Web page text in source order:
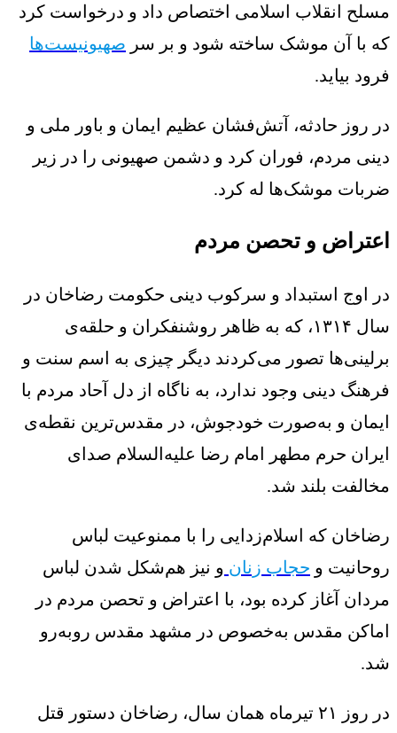
مسلح انقلاب اسلامی اختصاص داد و درخواست کرد
که با آن موشک ساخته شود و بر سر صهیونیست‌ها
فرود بیاید.
در روز حادثه، آتش‌فشان عظیم ایمان و باور ملی و
دینی مردم، فوران کرد و دشمن صهیونی را در زیر
ضربات موشک‌ها له کرد.
اعتراض و تحصن مردم
در اوج استبداد و سرکوب دینی حکومت رضاخان در
سال ۱۳۱۴، که به ظاهر روشنفکران و حلقه‌ی
برلینی‌ها تصور می‌کردند دیگر چیزی به اسم سنت و
فرهنگ دینی وجود ندارد، به ناگاه از دل آحاد مردم با
ایمان و به‌صورت خودجوش، در مقدس‌ترین نقطه‌ی
ایران حرم مطهر امام رضا علیه‌السلام صدای
مخالفت بلند شد.
رضاخان که اسلام‌زدایی را با ممنوعیت لباس
روحانیت و حجاب زنان و نیز هم‌شکل شدن لباس
مردان آغاز کرده بود، با اعتراض و تحصن مردم در
اماکن مقدس به‌خصوص در مشهد مقدس رو‌به‌رو
شد.
در روز ۲۱ تیرماه همان سال، رضاخان دستور قتل